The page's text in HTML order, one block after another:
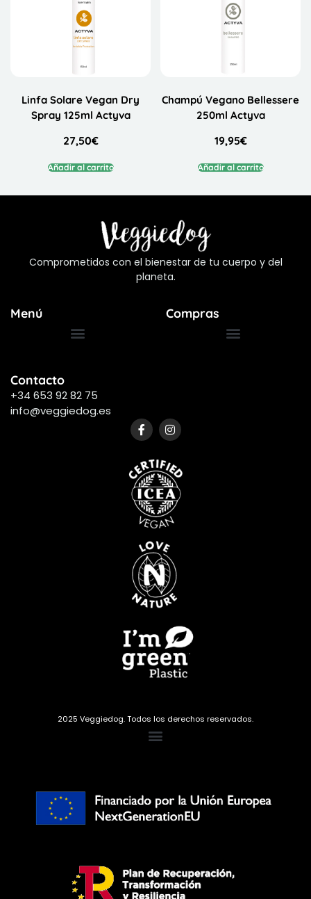
Linfa Solare Vegan Dry
Spray 125ml Actyva
27,50€
Añadir al carrito
Champú Vegano Bellessere
250ml Actyva
19,95€
Añadir al carrito
Comprometidos con el bienestar de tu cuerpo y del
planeta.
Menú Compras
Contacto
+34 653 92 82 75
info@veggiedog.es
2025 Veggiedog. Todos los derechos reservados.